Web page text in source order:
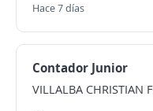
Hace 7 días
Contador Junior
VILLALBA CHRISTIAN